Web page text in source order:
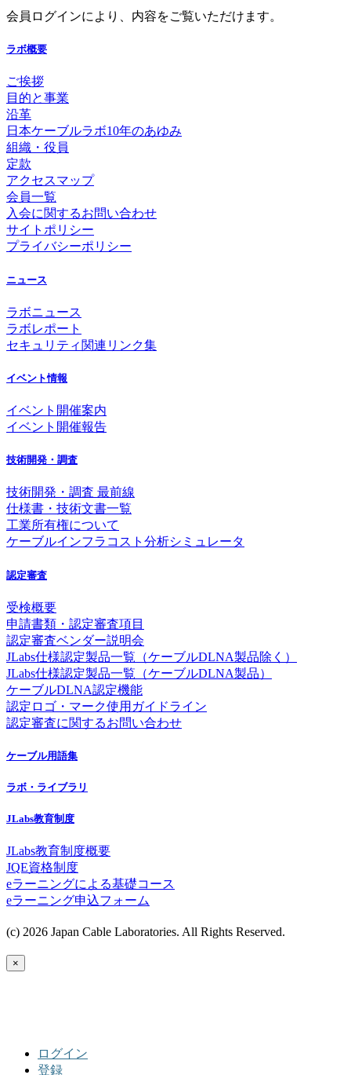
会員ログインにより、内容をご覧いただけます。
ラボ概要
ご挨拶
目的と事業
沿革
日本ケーブルラボ10年のあゆみ
組織・役員
定款
アクセスマップ
会員一覧
入会に関するお問い合わせ
サイトポリシー
プライバシーポリシー
ニュース
ラボニュース
ラボレポート
セキュリティ関連リンク集
イベント情報
イベント開催案内
イベント開催報告
技術開発・調査
技術開発・調査 最前線
仕様書・技術文書一覧
工業所有権について
ケーブルインフラコスト分析シミュレータ
認定審査
受検概要
申請書類・認定審査項目
認定審査ベンダー説明会
JLabs仕様認定製品一覧（ケーブルDLNA製品除く）
JLabs仕様認定製品一覧（ケーブルDLNA製品）
ケーブルDLNA認定機能
認定ロゴ・マーク使用ガイドライン
認定審査に関するお問い合わせ
ケーブル用語集
ラボ・ライブラリ
JLabs教育制度
JLabs教育制度概要
JQE資格制度
eラーニングによる基礎コース
eラーニング申込フォーム
(c) 2026 Japan Cable Laboratories. All Rights Reserved.
×
ログイン
登録